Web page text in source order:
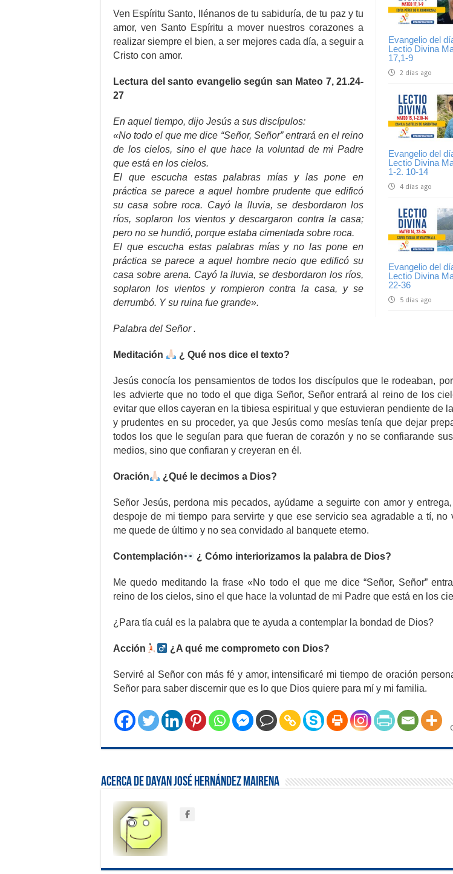
Evangelio del
Lectio Divina
17,1-9
2 días ago
Evangelio del
Lectio Divina
1-2. 10-14
4 días ago
Evangelio del
Lectio Divina
22-36
5 días ago
Ven Espíritu Santo, llénanos de tu sabiduría, de tu paz y tu
amor, ven Santo Espíritu a mover nuestros corazones a
realizar siempre el bien, a ser mejores cada día, a seguir a
Cristo con amor.
Lectura del santo evangelio según san Mateo 7, 21.24-
27
En aquel tiempo, dijo Jesús a sus discípulos:
«No todo el que me dice “Señor, Señor” entrará en el reino
de los cielos, sino el que hace la voluntad de mi Padre
que está en los cielos.
El que escucha estas palabras mías y las pone en
práctica se parece a aquel hombre prudente que edificó
su casa sobre roca. Cayó la lluvia, se desbordaron los
ríos, soplaron los vientos y descargaron contra la casa;
pero no se hundió, porque estaba cimentada sobre roca.
El que escucha estas palabras mías y no las pone en
práctica se parece a aquel hombre necio que edificó su
casa sobre arena. Cayó la lluvia, se desbordaron los ríos,
soplaron los vientos y rompieron contra la casa, y se
derrumbó. Y su ruina fue grande».
Palabra del Señor .
Meditación ¿ Qué nos dice el texto?
Jesús conocía los pensamientos de todos los discípulos que le rodeaban, por
les advierte que no todo el que diga Señor, Señor entrará al reino de los
evitar que ellos cayeran en la tibiesa espiritual y que estuvieran pendiente de
y prudentes en su proceder, ya que Jesús como mesías tenía que dejar
todos los que le seguían para que fueran de corazón y no se confiarande
medios, sino que confiaran y creyeran en él.
Oración ¿Qué le decimos a Dios?
Señor Jesús, perdona mis pecados, ayúdame a seguirte con amor y
despoje de mi tiempo para servirte y que ese servicio sea agradable a tí, no
me quede de último y no sea convidado al banquete eterno.
Contemplación ¿ Cómo interiorizamos la palabra de Dios?
Me quedo meditando la frase «No todo el que me dice “Señor, Señor”
reino de los cielos, sino el que hace la voluntad de mi Padre que está en los
¿Para tía cuál es la palabra que te ayuda a contemplar la bondad de Dios?
Acción ¿ A qué me comprometo con Dios?
Serviré al Señor con más fé y amor, intensificaré mi tiempo de oración
Señor para saber discernir que es lo que Dios quiere para mí y mi familia.
Acerca de Dayan José Hernández Mairena